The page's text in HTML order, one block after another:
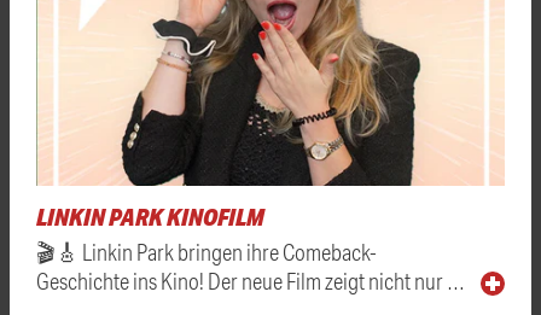
LINKIN PARK KINOFILM
🎬🎸 Linkin Park bringen ihre Comeback-
Geschichte ins Kino! Der neue Film zeigt nicht nur …